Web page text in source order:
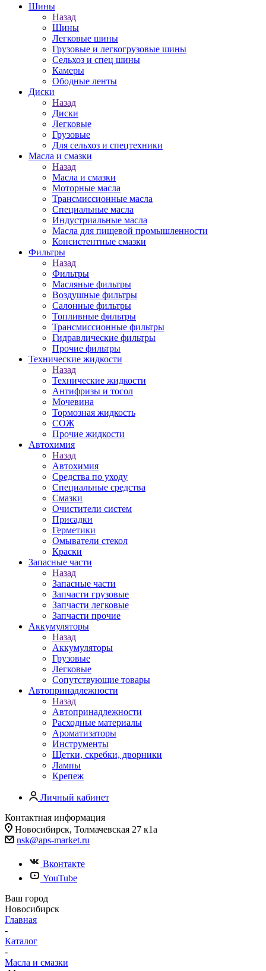
Шины
Назад
Шины
Легковые шины
Грузовые и легкогрузовые шины
Сельхоз и спец шины
Камеры
Ободные ленты
Диски
Назад
Диски
Легковые
Грузовые
Для сельхоз и спецтехники
Масла и смазки
Назад
Масла и смазки
Моторные масла
Трансмиссионные масла
Специальные масла
Индустриальные масла
Масла для пищевой промышленности
Консистентные смазки
Фильтры
Назад
Фильтры
Масляные фильтры
Воздушные фильтры
Салонные фильтры
Топливные фильтры
Трансмиссионные фильтры
Гидравлические фильтры
Прочие фильтры
Технические жидкости
Назад
Технические жидкости
Антифризы и тосол
Мочевина
Тормозная жидкость
СОЖ
Прочие жидкости
Автохимия
Назад
Автохимия
Средства по уходу
Специальные средства
Смазки
Очистители систем
Присадки
Герметики
Омыватели стекол
Краски
Запасные части
Назад
Запасные части
Запчасти грузовые
Запчасти легковые
Запчасти прочие
Аккумуляторы
Назад
Аккумуляторы
Грузовые
Легковые
Сопутствующие товары
Автопринадлежности
Назад
Автопринадлежности
Расходные материалы
Ароматизаторы
Инструменты
Щетки, скребки, дворники
Лампы
Крепеж
Личный кабинет
Контактная информация
Новосибирск, Толмачевская 27 к1а
nsk@aps-market.ru
Вконтакте
YouTube
Ваш город
Новосибирск
Главная
-
Каталог
-
Масла и смазки